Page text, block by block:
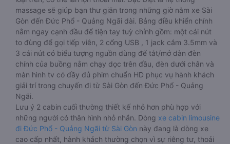
massage sẽ giúp bạn thư giãn trong những giờ nằm xe Sài
Gòn đến Đức Phổ - Quảng Ngãi dài. Bảng điều khiển chính
nằm ngay cạnh đầu để tiện tay tuỳ chỉnh gồm: một cái nút
to đùng để gọi tiếp viên, 2 cổng USB , 1 jack cắm 3.5mm và
3 cái nút có biểu tượng nguồn dùng để tắt/mở dàn đèn
chính của buồng nằm chạy dọc trên đầu, đèn dưới chân và
màn hình tv có đầy đủ phim chuẩn HD phục vụ hành khách
giải trí trong chuyến đi từ Sài Gòn đến Đức Phổ - Quảng
Ngãi.
Lưu ý 2 cabin cuối thường thiết kế nhỏ hơn phù hợp với
những người có thân hình nhỏ nhắn. Dòng xe cabin limousine
đi Đức Phổ - Quảng Ngãi từ Sài Gòn này đang là dòng xe
cao cấp nhất, hành khách thường chọn vì sự riêng tư, thoải